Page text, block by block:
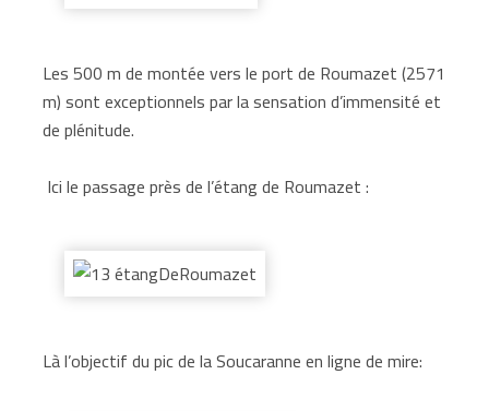
Les 500 m de montée vers le port de Roumazet (2571
m) sont exceptionnels par la sensation d’immensité et
de plénitude.
Ici le passage près de l’étang de Roumazet :
Là l’objectif du pic de la Soucaranne en ligne de mire: